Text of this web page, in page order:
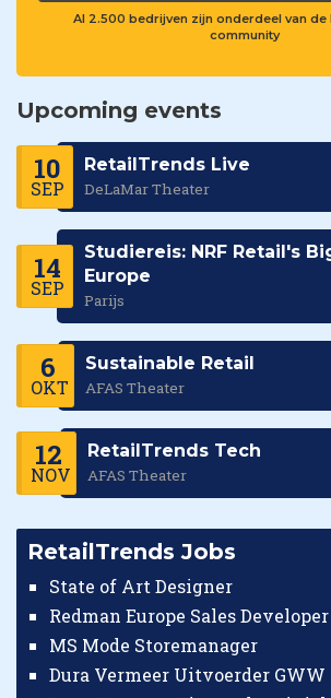
Al 2.500 bedrijven zijn onderdeel van de
community
Upcoming events
10
SEP
RetailTrends Live
DeLaMar Theater
14
SEP
Studiereis: NRF Retail's
Europe
Parijs
6
OKT
Sustainable Retail
AFAS Theater
12
NOV
RetailTrends Tech
AFAS Theater
RetailTrends Jobs
State of Art Designer
Redman Europe Sales
MS Mode Storemanager
Dura Vermeer Uitvoerder